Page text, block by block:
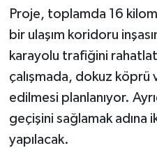
Proje, toplamda 16
bir ulaşım koridoru
karayolu trafiğini
çalışmada, dokuz köprü
edilmesi planlanıyor.
geçişini sağlamak adına
yapılacak.